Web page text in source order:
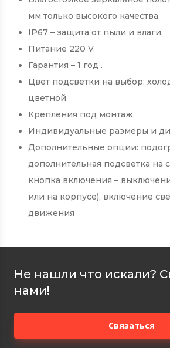
мм только высокого качества.
IP67 – защита от пыли и влаги.
Питание 220 V.
Гарантия – 1 год .
Цвет подсветки на выбор:
цветной.
Крепления под монтаж.
Индивидуальные размеры и
Дополнительные опции:
дополнительная подсветка на
кнопка включения –
или на корпусе), включение
движения
Не нашли что искали?
нами!
Связаться